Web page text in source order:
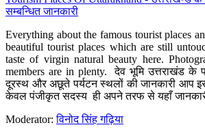
सम्बन्धित जानकारी
Everything about the famous tourist places
beautiful tourist places which are still
taste of virgin natural beauty here.
members are in plenty. देव भूमि उत्तराखंड के
दूरस्थ और अछूते पर्यटन स्थलों की जानकारी आप
केवल पंजीकृत सदस्य ही अपने तरफ से यहाँ
Moderator:विनोद सिंह गढ़िया